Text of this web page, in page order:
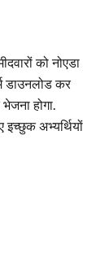
को नोएडा
डाउनलोड कर
होगा.
अभ्यर्थियों